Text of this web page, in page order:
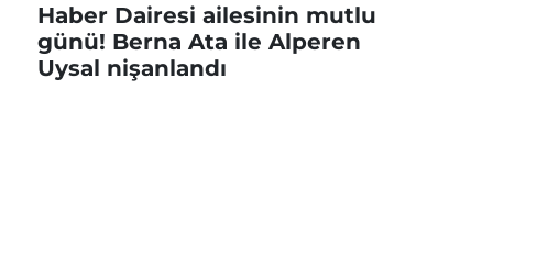
Haber Dairesi ailesinin mutlu
günü! Berna Ata ile Alperen
Uysal nişanlandı